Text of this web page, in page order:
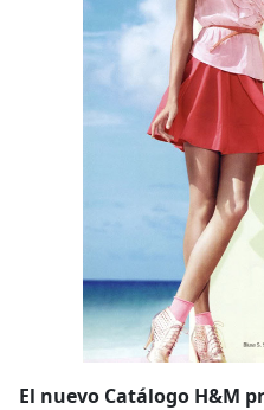
El nuevo Catálogo H&M